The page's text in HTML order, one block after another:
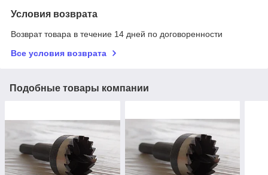
Условия возврата
Возврат товара в течение 14 дней по договоренности
Все условия возврата
Подобные товары компании